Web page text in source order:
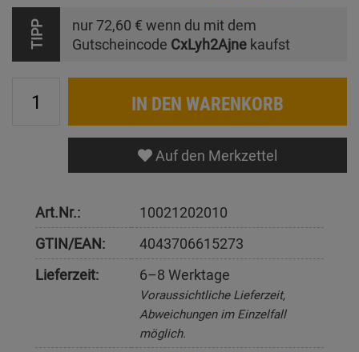
TIPP nur72,60 € wenn du mit dem
Gutscheincode CxLyh2Ajne kaufst
IN DEN WARENKORB
Auf den Merkzettel
Art.Nr.:
10021202010
GTIN/EAN:
4043706615273
Lieferzeit:
6–8 Werktage
Voraussichtliche Lieferzeit,
Abweichungen im Einzelfall
möglich.